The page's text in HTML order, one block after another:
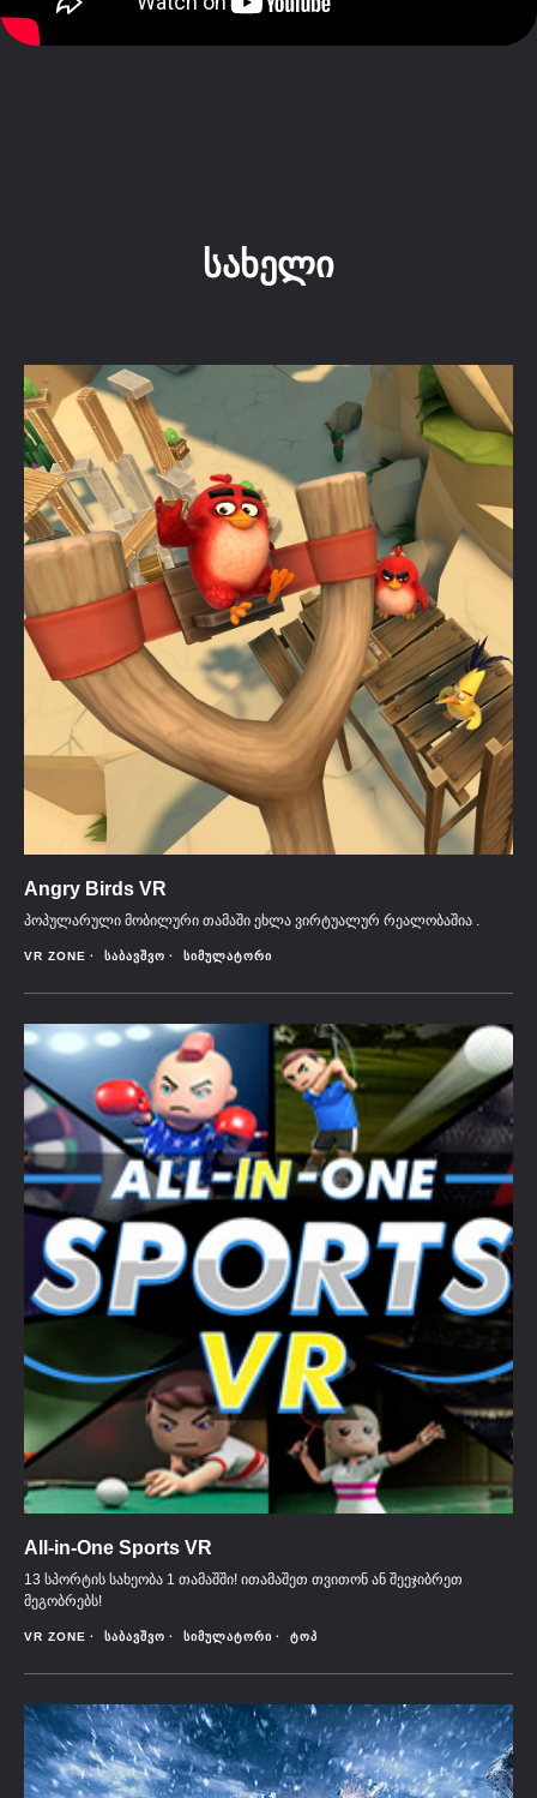
სახელი
Angry Birds VR
პოპულარული მობილური თამაში ეხლა ვირტუალურ რეალობაშია .
VR ZONE ᲡᲐᲑᲐᲕᲨᲕᲝ ᲡᲘᲛᲣᲚᲐᲢᲝᲠᲘ
All-in-One Sports VR
13 სპორტის სახეობა 1 თამაშში! ითამაშეთ თვითონ ან შეეჯიბრეთ
მეგობრებს!
VR ZONE ᲡᲐᲑᲐᲕᲨᲕᲝ ᲡᲘᲛᲣᲚᲐᲢᲝᲠᲘ ᲢᲝᲞ